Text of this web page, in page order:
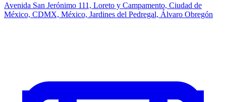
Avenida San Jerónimo 111, Loreto y Campamento, Ciudad de
México, CDMX, México, Jardines del Pedregal, Álvaro Obregón